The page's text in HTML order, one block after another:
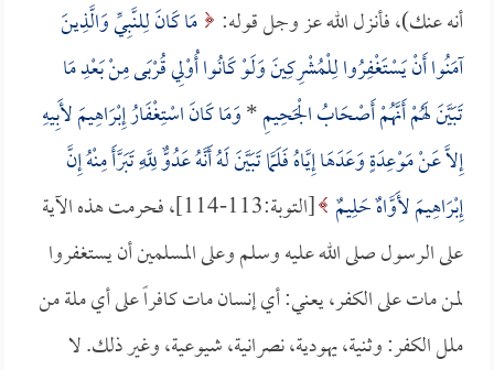
أنه عنك)، فأنزل الله عز وجل قوله: مَا كَانَ لِلنَّبِيِّ وَالَّذِينَ
آمَنُوا أَنْ يَسْتَغْفِرُوا لِلْمُشْرِكِينَ وَلَوْ كَانُوا أُوْلِي قُرْبَى مِنْ بَعْدِ مَا
تَبَيَّنَ لَهُمْ أَنَّهُمْ أَصْحَابُ الْجَحِيمِ*وَمَا كَانَ اسْتِغْفَارُ إِبْرَاهِيمَ لأَبِيهِ
إِلاَّ عَنْ مَوْعِدَةٍ وَعَدَهَا إِيَّاهُ فَلَمَّا تَبَيَّنَ لَهُ أَنَّهُ عَدُوٌّ لِلَّهِ تَبَرَّأَ مِنْهُ إِنَّ
إِبْرَاهِيمَ لأَوَّاهٌ حَلِيمٌ
[التوبة:113-114]، فحرمت هذه الآية
على الرسول صلى الله عليه وسلم وعلى المسلمين أن يستغفروا
لمن مات على الكفر، يعني: أي إنسان مات كافراً على أي ملة من
ملل الكفر: وثنية، يهودية، نصرانية، شيوعية، وغير ذلك. لا